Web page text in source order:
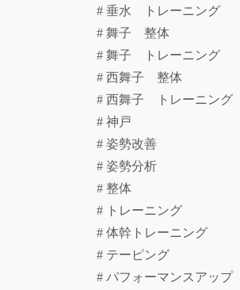
# 垂水 トレーニング
# 舞子 整体
# 舞子 トレーニング
# 西舞子 整体
# 西舞子 トレーニング
# 神戸
# 姿勢改善
# 姿勢分析
# 整体
# トレーニング
# 体幹トレーニング
# テーピング
# パフォーマンスアップ